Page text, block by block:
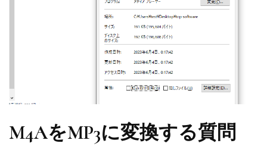
M4AをMP3に変換する質問